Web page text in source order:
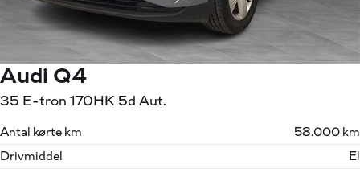
Audi Q4
35 E-tron 170HK 5d Aut.
Antal kørte km
58.000 km
Drivmiddel
El